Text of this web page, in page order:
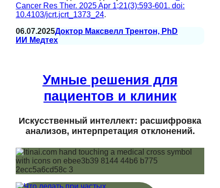
Cancer Res Ther. 2025 Apr 1;21(3):593-601. doi:
10.4103/jcrt.jcrt_1373_24.
06.07.2025Доктор Максвелл Трентон, PhD
ИИ Медтех
Умные решения для
пациентов и клиник
Искусственный интеллект: расшифровка
анализов, интерпретация отклонений.